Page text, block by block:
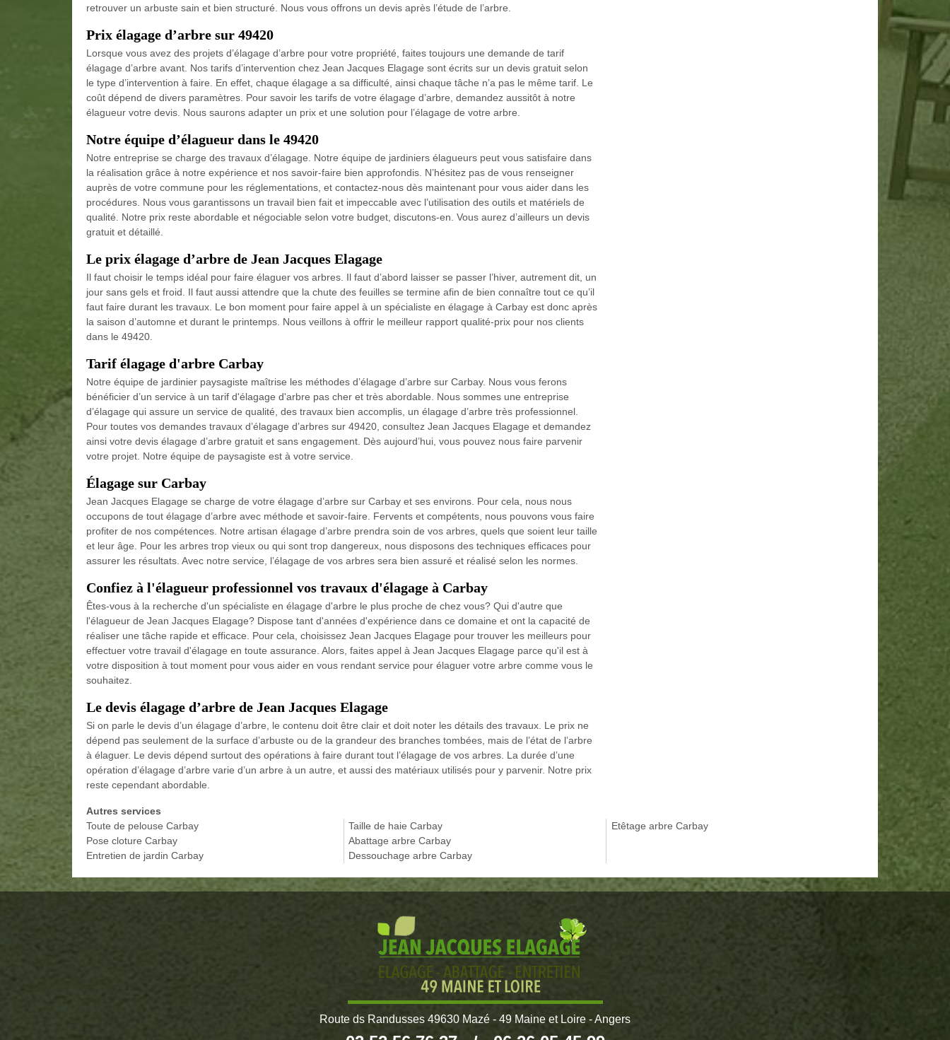
retrouver un arbuste sain et bien structuré. Nous vous offrons un devis après l’étude de l’arbre.
Prix élagage d’arbre sur 49420
Lorsque vous avez des projets d’élagage d’arbre pour votre propriété, faites toujours une demande de tarif
élagage d’arbre avant. Nos tarifs d’intervention chez Jean Jacques Elagage sont écrits sur un devis gratuit selon
le type d’intervention à faire. En effet, chaque élagage a sa difficulté, ainsi chaque tâche n’a pas le même tarif. Le
coût dépend de divers paramètres. Pour savoir les tarifs de votre élagage d’arbre, demandez aussitôt à notre
élagueur votre devis. Nous saurons adapter un prix et une solution pour l’élagage de votre arbre.
Notre équipe d’élagueur dans le 49420
Notre entreprise se charge des travaux d’élagage. Notre équipe de jardiniers élagueurs peut vous satisfaire dans
la réalisation grâce à notre expérience et nos savoir-faire bien approfondis. N’hésitez pas de vous renseigner
auprès de votre commune pour les réglementations, et contactez-nous dès maintenant pour vous aider dans les
procédures. Nous vous garantissons un travail bien fait et impeccable avec l’utilisation des outils et matériels de
qualité. Notre prix reste abordable et négociable selon votre budget, discutons-en. Vous aurez d’ailleurs un devis
gratuit et détaillé.
Le prix élagage d’arbre de Jean Jacques Elagage
Il faut choisir le temps idéal pour faire élaguer vos arbres. Il faut d’abord laisser se passer l’hiver, autrement dit, un
jour sans gels et froid. Il faut aussi attendre que la chute des feuilles se termine afin de bien connaître tout ce qu’il
faut faire durant les travaux. Le bon moment pour faire appel à un spécialiste en élagage à Carbay est donc après
la saison d’automne et durant le printemps. Nous veillons à offrir le meilleur rapport qualité-prix pour nos clients
dans le 49420.
Tarif élagage d'arbre Carbay
Notre équipe de jardinier paysagiste maîtrise les méthodes d’élagage d’arbre sur Carbay. Nous vous ferons
bénéficier d’un service à un tarif d'élagage d'arbre pas cher et très abordable. Nous sommes une entreprise
d’élagage qui assure un service de qualité, des travaux bien accomplis, un élagage d’arbre très professionnel.
Pour toutes vos demandes travaux d’élagage d’arbres sur 49420, consultez Jean Jacques Elagage et demandez
ainsi votre devis élagage d’arbre gratuit et sans engagement. Dès aujourd’hui, vous pouvez nous faire parvenir
votre projet. Notre équipe de paysagiste est à votre service.
Élagage sur Carbay
Jean Jacques Elagage se charge de votre élagage d’arbre sur Carbay et ses environs. Pour cela, nous nous
occupons de tout élagage d’arbre avec méthode et savoir-faire. Fervents et compétents, nous pouvons vous faire
profiter de nos compétences. Notre artisan élagage d’arbre prendra soin de vos arbres, quels que soient leur taille
et leur âge. Pour les arbres trop vieux ou qui sont trop dangereux, nous disposons des techniques efficaces pour
assurer les résultats. Avec notre service, l’élagage de vos arbres sera bien assuré et réalisé selon les normes.
Confiez à l'élagueur professionnel vos travaux d'élagage à Carbay
Êtes-vous à la recherche d'un spécialiste en élagage d'arbre le plus proche de chez vous? Qui d'autre que
l'élagueur de Jean Jacques Elagage? Dispose tant d'années d'expérience dans ce domaine et ont la capacité de
réaliser une tâche rapide et efficace. Pour cela, choisissez Jean Jacques Elagage pour trouver les meilleurs pour
effectuer votre travail d'élagage en toute assurance. Alors, faites appel à Jean Jacques Elagage parce qu'il est à
votre disposition à tout moment pour vous aider en vous rendant service pour élaguer votre arbre comme vous le
souhaitez.
Le devis élagage d’arbre de Jean Jacques Elagage
Si on parle le devis d’un élagage d’arbre, le contenu doit être clair et doit noter les détails des travaux. Le prix ne
dépend pas seulement de la surface d’arbuste ou de la grandeur des branches tombées, mais de l’état de l’arbre
à élaguer. Le devis dépend surtout des opérations à faire durant tout l’élagage de vos arbres. La durée d’une
opération d’élagage d’arbre varie d’un arbre à un autre, et aussi des matériaux utilisés pour y parvenir. Notre prix
reste cependant abordable.
Autres services
Toute de pelouse Carbay
Pose cloture Carbay
Entretien de jardin Carbay
Taille de haie Carbay
Abattage arbre Carbay
Dessouchage arbre Carbay
Etêtage arbre Carbay
Route ds Randusses 49630 Mazé - 49 Maine et Loire - Angers